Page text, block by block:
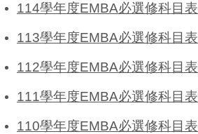
114學年度EMBA必選修科目表
113學年度EMBA必選修科目表
112學年度EMBA必選修科目表
111學年度EMBA必選修科目表
110學年度EMBA必選修科目表